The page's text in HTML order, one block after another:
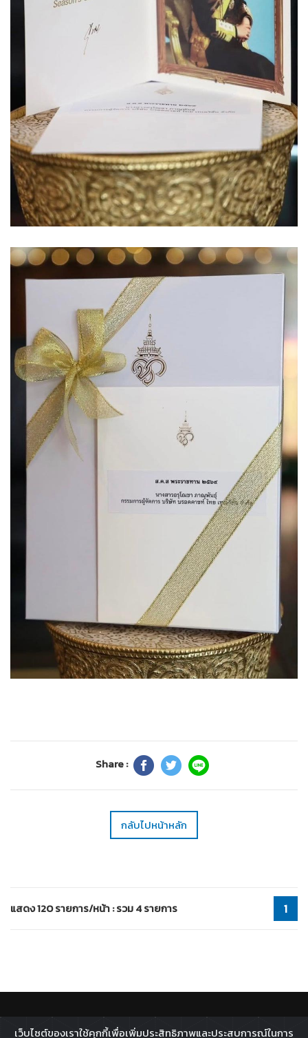
Share :
กลับไปหน้าหลัก
แสดง 120 รายการ/หน้า : รวม 4 รายการ 1
เว็บไซต์ของเราใช้คุกกี้เพื่อเพิ่มประสิทธิภาพและประสบการณ์ในการ